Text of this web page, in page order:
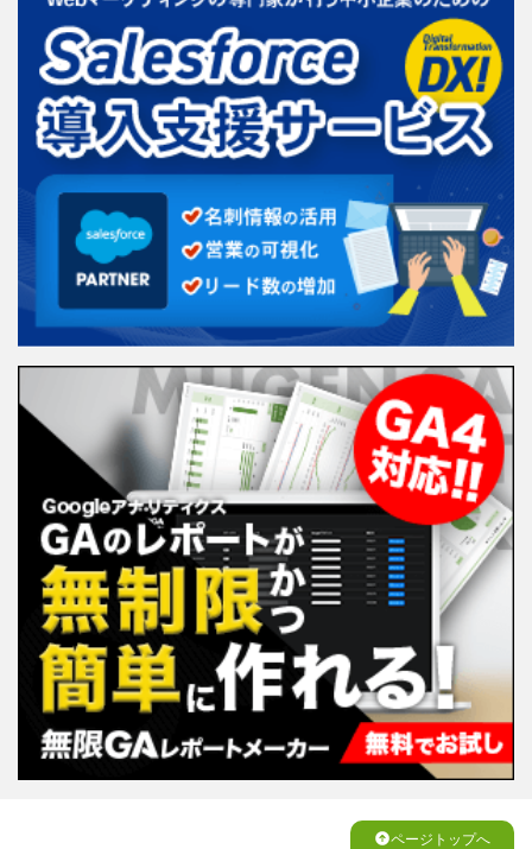
ページトップへ